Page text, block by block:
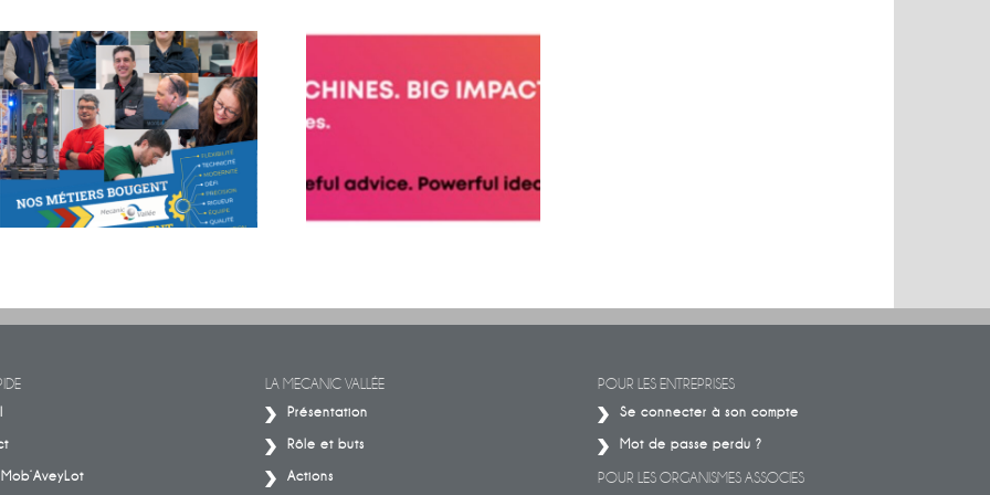
Découvrez les histoires de celles et
Conférence sur les énergies
LA MECANIC VALLÉE
Présentation
Rôle et buts
Actions
POUR LES ENTREPRISES
Se connecter à son compte
Mot de passe perdu ?
POUR LES ORGANISMES ASSOCIES